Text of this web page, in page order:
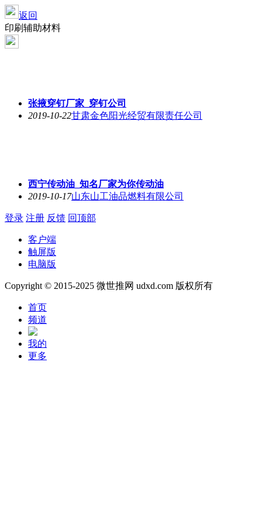
返回
印刷辅助材料
张掖穿钉厂家_穿钉公司
2019-10-22甘肃金色阳光经贸有限责任公司
西宁传动油_知名厂家为你传动油
2019-10-17山东山工油品燃料有限公司
登录 注册 反馈 回顶部
客户端
触屏版
电脑版
Copyright © 2015-2025 微世推网 udxd.com 版权所有
首页
频道
我的
更多